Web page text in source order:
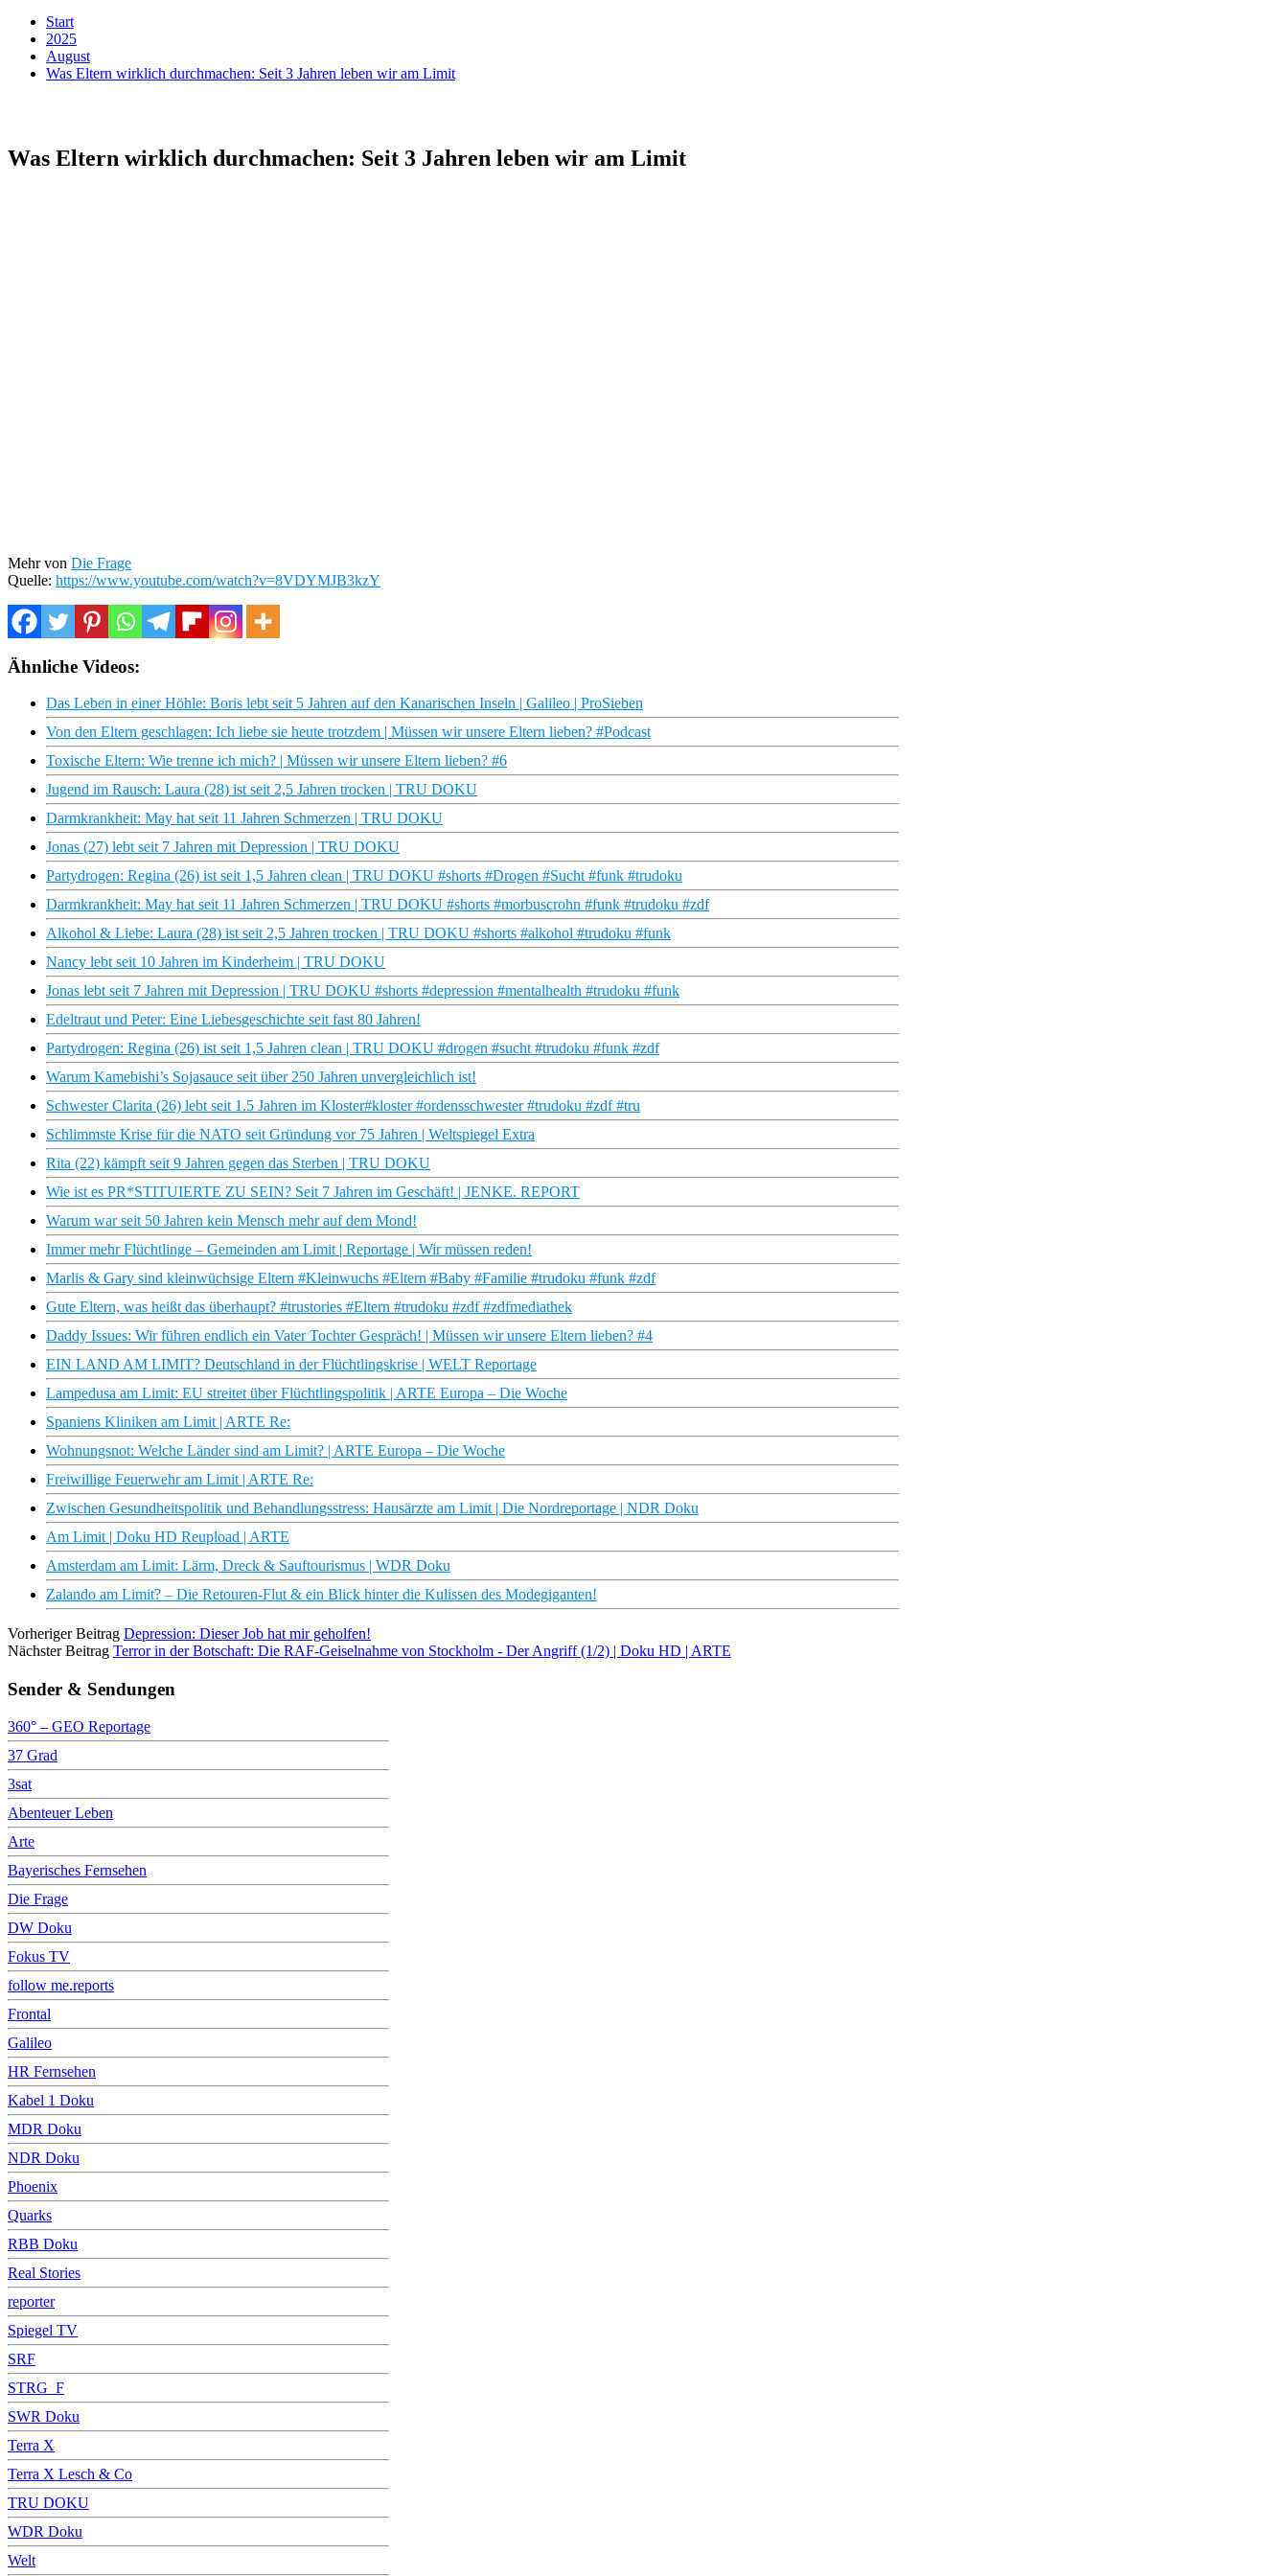
Start
2025
August
Was Eltern wirklich durchmachen: Seit 3 Jahren leben wir am Limit
Was Eltern wirklich durchmachen: Seit 3 Jahren leben wir am Limit
Mehr von Die Frage
Quelle: https://www.youtube.com/watch?v=8VDYMJB3kzY
Ähnliche Videos:
Das Leben in einer Höhle: Boris lebt seit 5 Jahren auf den Kanarischen Inseln | Galileo | ProSieben
Von den Eltern geschlagen: Ich liebe sie heute trotzdem | Müssen wir unsere Eltern lieben? #Podcast
Toxische Eltern: Wie trenne ich mich? | Müssen wir unsere Eltern lieben? #6
Jugend im Rausch: Laura (28) ist seit 2,5 Jahren trocken | TRU DOKU
Darmkrankheit: May hat seit 11 Jahren Schmerzen | TRU DOKU
Jonas (27) lebt seit 7 Jahren mit Depression | TRU DOKU
Partydrogen: Regina (26) ist seit 1,5 Jahren clean | TRU DOKU #shorts #Drogen #Sucht #funk #trudoku
Darmkrankheit: May hat seit 11 Jahren Schmerzen | TRU DOKU #shorts #morbuscrohn #funk #trudoku #zdf
Alkohol & Liebe: Laura (28) ist seit 2,5 Jahren trocken | TRU DOKU #shorts #alkohol #trudoku #funk
Nancy lebt seit 10 Jahren im Kinderheim | TRU DOKU
Jonas lebt seit 7 Jahren mit Depression | TRU DOKU #shorts #depression #mentalhealth #trudoku #funk
Edeltraut und Peter: Eine Liebesgeschichte seit fast 80 Jahren!
Partydrogen: Regina (26) ist seit 1,5 Jahren clean | TRU DOKU #drogen #sucht #trudoku #funk #zdf
Warum Kamebishi’s Sojasauce seit über 250 Jahren unvergleichlich ist!
Schwester Clarita (26) lebt seit 1.5 Jahren im Kloster#kloster #ordensschwester #trudoku #zdf #tru
Schlimmste Krise für die NATO seit Gründung vor 75 Jahren | Weltspiegel Extra
Rita (22) kämpft seit 9 Jahren gegen das Sterben | TRU DOKU
Wie ist es PR*STITUIERTE ZU SEIN? Seit 7 Jahren im Geschäft! | JENKE. REPORT
Warum war seit 50 Jahren kein Mensch mehr auf dem Mond!
Immer mehr Flüchtlinge – Gemeinden am Limit | Reportage | Wir müssen reden!
Marlis & Gary sind kleinwüchsige Eltern #Kleinwuchs #Eltern #Baby #Familie #trudoku #funk #zdf
Gute Eltern, was heißt das überhaupt? #trustories #Eltern #trudoku #zdf #zdfmediathek
Daddy Issues: Wir führen endlich ein Vater Tochter Gespräch! | Müssen wir unsere Eltern lieben? #4
EIN LAND AM LIMIT? Deutschland in der Flüchtlingskrise | WELT Reportage
Lampedusa am Limit: EU streitet über Flüchtlingspolitik | ARTE Europa – Die Woche
Spaniens Kliniken am Limit | ARTE Re:
Wohnungsnot: Welche Länder sind am Limit? | ARTE Europa – Die Woche
Freiwillige Feuerwehr am Limit | ARTE Re:
Zwischen Gesundheitspolitik und Behandlungsstress: Hausärzte am Limit | Die Nordreportage | NDR Doku
Am Limit | Doku HD Reupload | ARTE
Amsterdam am Limit: Lärm, Dreck & Sauftourismus | WDR Doku
Zalando am Limit? – Die Retouren-Flut & ein Blick hinter die Kulissen des Modegiganten!
Vorheriger Beitrag Depression: Dieser Job hat mir geholfen!
Nächster Beitrag Terror in der Botschaft: Die RAF-Geiselnahme von Stockholm - Der Angriff (1/2) | Doku HD | ARTE
Sender & Sendungen
360° – GEO Reportage
37 Grad
3sat
Abenteuer Leben
Arte
Bayerisches Fernsehen
Die Frage
DW Doku
Fokus TV
follow me.reports
Frontal
Galileo
HR Fernsehen
Kabel 1 Doku
MDR Doku
NDR Doku
Phoenix
Quarks
RBB Doku
Real Stories
reporter
Spiegel TV
SRF
STRG_F
SWR Doku
Terra X
Terra X Lesch & Co
TRU DOKU
WDR Doku
Welt